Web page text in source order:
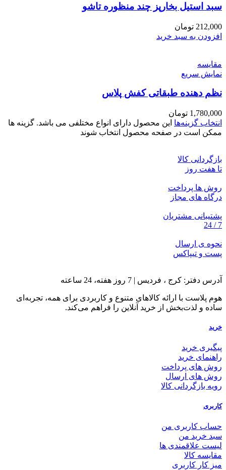
سبد استیل بخارپز چند منظوره تاشو
212,000 تومان
افزودن به سبد خرید
مقايسه
نمایش سریع
نظم دهنده طبقاتی کفش پلاس
1,780,000 تومان
انتخاب گزینه‌ها این محصول دارای انواع مختلفی می باشد. گزینه ها
ممکن است در صفحه محصول انتخاب شوند
بازگردانی کالا
تا هفت روز
روش ها پرداخت
درگاه های مجاز
پشتیبانی مشتریان
7 / 24
نحوه ی ارسال
پست و تیپاکس
آدرس دفتر: کرج ، فردیس | 7 روز هفته، 24 ساعته
هوم پلاست با ارائه کالاهای متنوع و کاربردی برای همه، تجربه‌ای
ساده و لذت‌بخش از خرید آنلاین را فراهم می‌کند.
خرید
پیگیری خرید
راهنمای خرید
روش های پرداخت
روش های ارسال
رویه بازگردانی کالا
کاربری
حساب کاربری من
سبد خرید من
لیست علاقمندی ها
مقایسه کالا
میز کار کاربری